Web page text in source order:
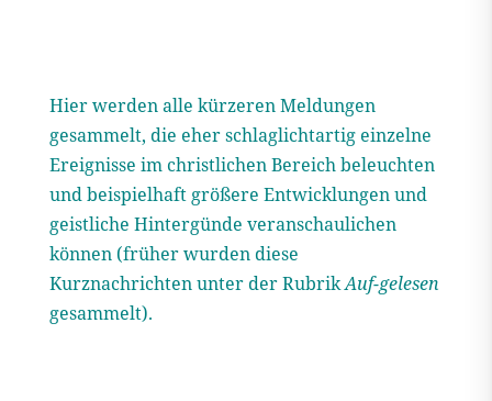
Hier werden alle kürzeren Meldungen
gesammelt, die eher schlaglichtartig einzelne
Ereignisse im christlichen Bereich beleuchten
und beispielhaft größere Entwicklungen und
geistliche Hintergünde veranschaulichen
können (früher wurden diese
Kurznachrichten unter der RubrikAuf-gelesen
gesammelt).